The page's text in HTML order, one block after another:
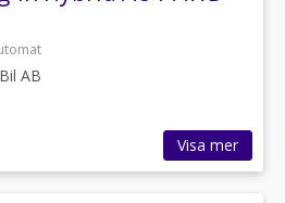
AB
Visa mer